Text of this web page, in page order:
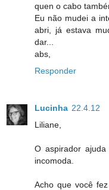
quen o cabo
Eu não mudei a
abri, já estava
dar...
abs,
Responder
Lucinha 22.4.12
Liliane,
O aspirador
incomoda.
Acho que você